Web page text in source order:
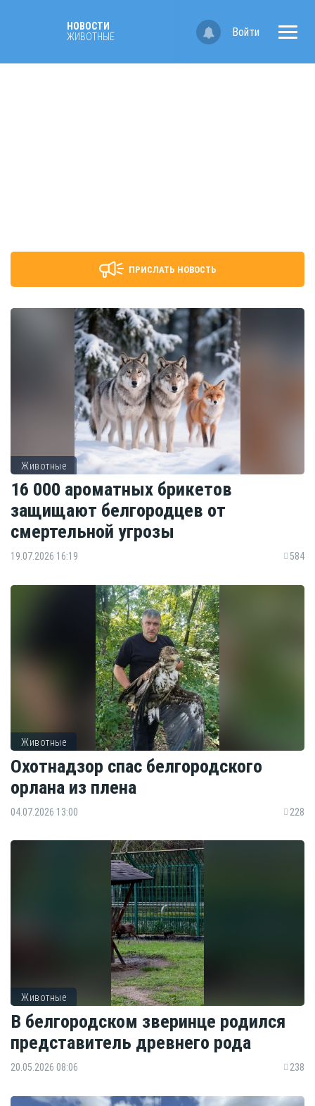
НОВОСТИ
ЖИВОТНЫЕ
Войти
ПРИСЛАТЬ НОВОСТЬ
Животные
16 000 ароматных брикетов
защищают белгородцев от
смертельной угрозы
19.07.2026 16:19 584
Животные
Охотнадзор спас белгородского
орлана из плена
04.07.2026 13:00 228
Животные
В белгородском зверинце родился
представитель древнего рода
20.05.2026 08:06 238